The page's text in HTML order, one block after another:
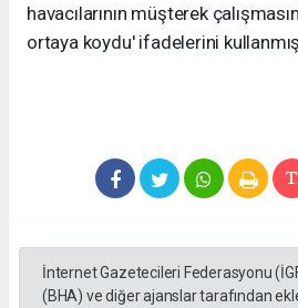
havacılarının müşterek
ortaya koydu' ifadelerini
İnternet Gazetecileri Federasyonu
(BHA) ve diğer ajanslar tarafından